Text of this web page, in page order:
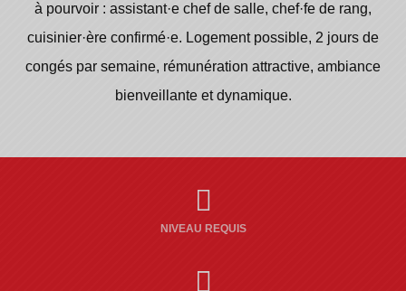
à pourvoir : assistant·e chef de salle, chef·fe de rang,
cuisinier·ère confirmé·e. Logement possible, 2 jours de
congés par semaine, rémunération attractive, ambiance
bienveillante et dynamique.
NIVEAU REQUIS